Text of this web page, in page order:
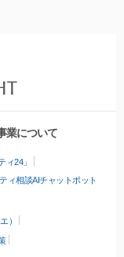
業について
24」
ィ相談AIチャットボット
）